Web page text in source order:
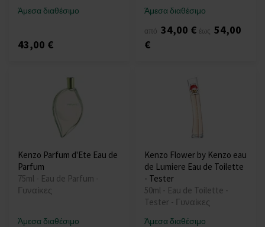
Άμεσα διαθέσιμο
43,00 €
Άμεσα διαθέσιμο
από 34,00 € έως 54,00
€
Kenzo Parfum d'Ete Eau de
Parfum
75ml - Eau de Parfum -
Γυναίκες
Άμεσα διαθέσιμο
Kenzo Flower by Kenzo eau
de Lumiere Eau de Toilette
- Tester
50ml - Eau de Toilette -
Tester - Γυναίκες
Άμεσα διαθέσιμο